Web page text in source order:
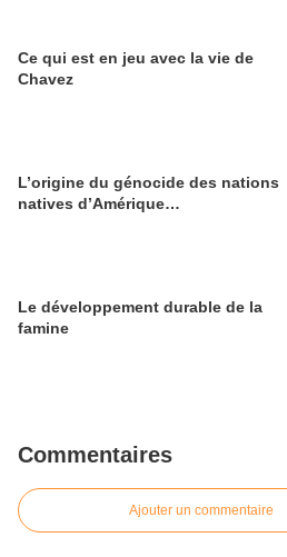
Ce qui est en jeu avec la vie de
Chavez
L’origine du génocide des nations
natives d’Amérique…
Le développement durable de la
famine
Commentaires
Ajouter un commentaire